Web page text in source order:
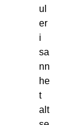
ul
er
i
sa
nn
he
t
alt